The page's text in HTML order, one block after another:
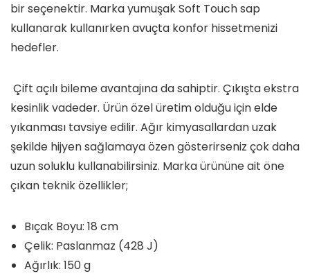
bir seçenektir. Marka yumuşak Soft Touch sap
kullanarak kullanırken avuçta konfor hissetmenizi
hedefler.
Çift açılı bileme avantajına da sahiptir. Çıkışta ekstra
kesinlik vadeder. Ürün özel üretim olduğu için elde
yıkanması tavsiye edilir. Ağır kimyasallardan uzak
şekilde hijyen sağlamaya özen gösterirseniz çok daha
uzun soluklu kullanabilirsiniz. Marka ürününe ait öne
çıkan teknik özellikler;
Bıçak Boyu: 18 cm
Çelik: Paslanmaz (428 J)
Ağırlık: 150 g